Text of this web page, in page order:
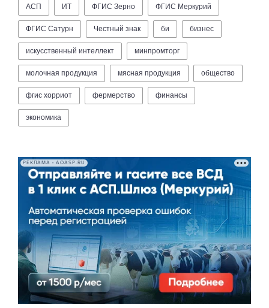
АСП ИТ ФГИС Зерно ФГИС Меркурий
ФГИС Сатурн Честный знак би бизнес
искусственный интеллект минпромторг
молочная продукция мясная продукция общество
фгис хорриот фермерство финансы
экономика
РЕКЛАМА • AOASP.RU